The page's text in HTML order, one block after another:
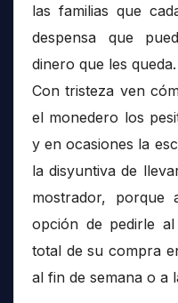
las familias que
despensa que
dinero que les queda.
Con tristeza ven
el monedero los
y en ocasiones la
la disyuntiva de
mostrador, porque
opción de pedirle
total de su compra
al fin de semana o a